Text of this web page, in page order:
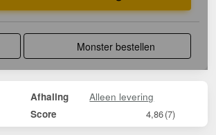
Monster bestellen
Afhaling Alleen levering
Score 4,86(7)